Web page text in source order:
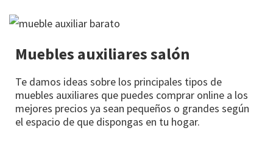
Muebles auxiliares salón
Te damos ideas sobre los principales tipos de
muebles auxiliares que puedes comprar online a los
mejores precios ya sean pequeños o grandes según
el espacio de que dispongas en tu hogar.